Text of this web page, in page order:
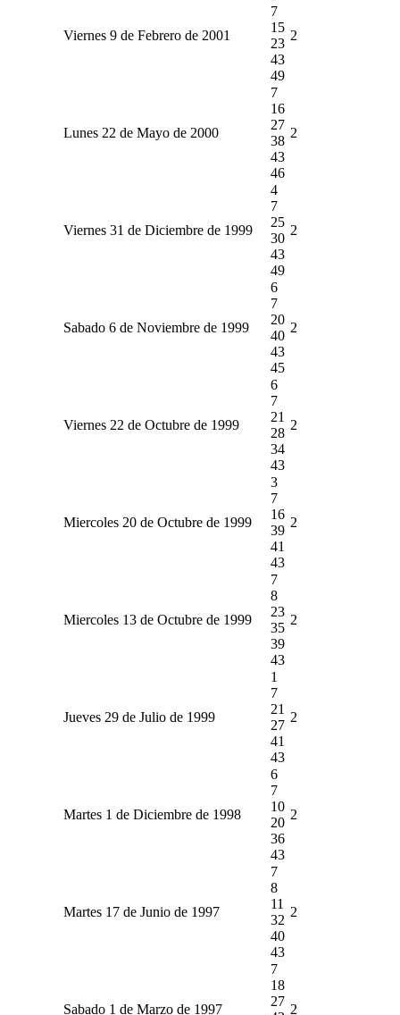
Viernes 9 de Febrero de 2001
7
15
23
43
49
2
Lunes 22 de Mayo de 2000
7
16
27
38
43
46
2
Viernes 31 de Diciembre de 1999
4
7
25
30
43
49
2
Sabado 6 de Noviembre de 1999
6
7
20
40
43
45
2
Viernes 22 de Octubre de 1999
6
7
21
28
34
43
2
Miercoles 20 de Octubre de 1999
3
7
16
39
41
43
2
Miercoles 13 de Octubre de 1999
7
8
23
35
39
43
2
Jueves 29 de Julio de 1999
1
7
21
27
41
43
2
Martes 1 de Diciembre de 1998
6
7
10
20
36
43
2
Martes 17 de Junio de 1997
7
8
11
32
40
43
2
Sabado 1 de Marzo de 1997
7
18
27
2